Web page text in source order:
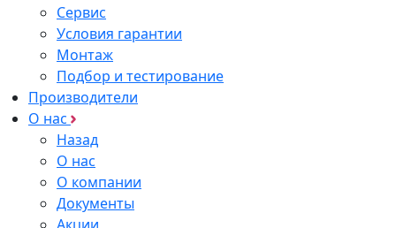
Сервис
Условия гарантии
Монтаж
Подбор и тестирование
Производители
О нас
Назад
О нас
О компании
Документы